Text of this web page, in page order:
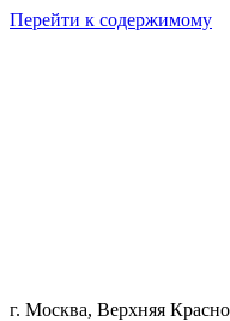
Перейти к содержимому
г. Москва, Верхняя